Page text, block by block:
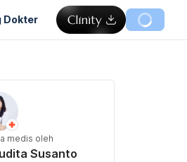
Dokter
medis oleh
Susanto